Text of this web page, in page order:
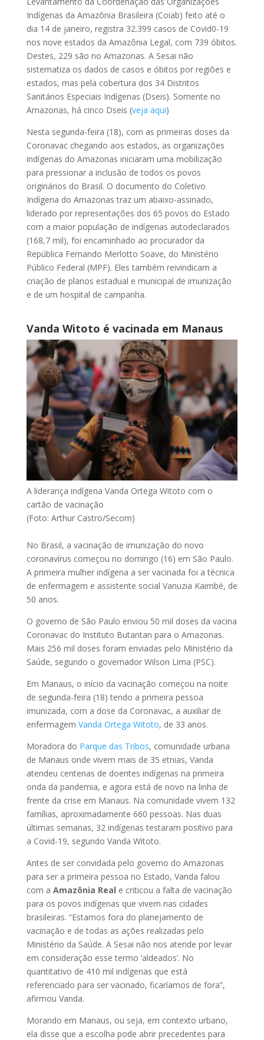
Indígenas da Amazônia Brasileira (Coiab) feito até o
dia 14 de janeiro, registra 32.399 casos de Covid0-19
nos nove estados da Amazônia Legal, com 739 óbitos.
Destes, 229 são no Amazonas. A Sesai não
sistematiza os dados de casos e óbitos por regiões e
estados, mas pela cobertura dos 34 Distritos
Sanitários Especiais Indígenas (Dseis). Somente no
Amazonas, há cinco Dseis (veja aqui)
Nesta segunda-feira (18), com as primeiras doses da
Coronavac chegando aos estados, as organizações
indígenas do Amazonas iniciaram uma mobilização
para pressionar a inclusão de todos os povos
originários do Brasil. O documento do Coletivo
Indígena do Amazonas traz um abaixo-assinado,
liderado por representações dos 65 povos do Estado
com a maior população de indígenas autodeclarados
(168,7 mil), foi encaminhado ao procurador da
República Fernando Merlotto Soave, do Ministério
Público Federal (MPF). Eles também reivindicam a
criação de planos estadual e municipal de imunização
e de um hospital de campanha.
Vanda Witoto é vacinada em Manaus
A liderança indígena Vanda Ortega Witoto com o
cartão de vacinação
(Foto: Arthur Castro/Secom)
No Brasil, a vacinação de imunização do novo
coronavírus começou no domingo (16) em São Paulo.
A primeira mulher indígena a ser vacinada foi a técnica
de enfermagem e assistente social Vanuzia Kaimbé, de
50 anos.
O governo de São Paulo enviou 50 mil doses da vacina
Coronavac do Instituto Butantan para o Amazonas.
Mais 256 mil doses foram enviadas pelo Ministério da
Saúde, segundo o governador Wilson Lima (PSC).
Em Manaus, o início da vacinação começou na noite
de segunda-feira (18) tendo a primeira pessoa
imunizada, com a dose da Coronavac, a auxiliar de
enfermagem Vanda Ortega Witoto, de 33 anos.
Moradora do Parque das Tribos, comunidade urbana
de Manaus onde vivem mais de 35 etnias, Vanda
atendeu centenas de doentes indígenas na primeira
onda da pandemia, e agora está de novo na linha de
frente da crise em Manaus. Na comunidade vivem 132
famílias, aproximadamente 660 pessoas. Nas duas
últimas semanas, 32 indígenas testaram positivo para
a Covid-19, segundo Vanda Witoto.
Antes de ser convidada pelo governo do Amazonas
para ser a primeira pessoa no Estado, Vanda falou
com a Amazônia Real e criticou a falta de vacinação
para os povos indígenas que vivem nas cidades
brasileiras. “Estamos fora do planejamento de
vacinação e de todas as ações realizadas pelo
Ministério da Saúde. A Sesai não nos atende por levar
em consideração esse termo ‘aldeados’. No
quantitativo de 410 mil indígenas que está
referenciado para ser vacinado, ficaríamos de fora”,
afirmou Vanda.
Morando em Manaus, ou seja, em contexto urbano,
ela disse que a escolha pode abrir precedentes para